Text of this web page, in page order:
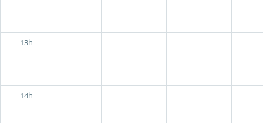
13h
14h